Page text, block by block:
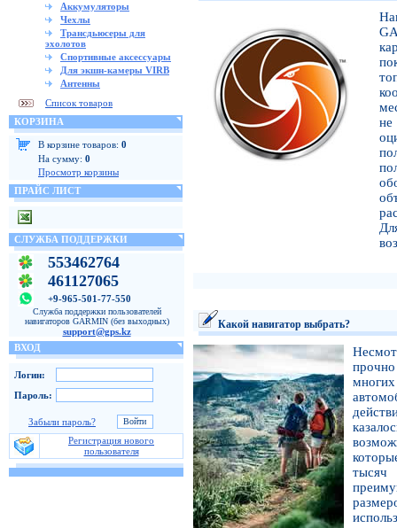
Аккумуляторы
Чехлы
Трансдьюсеры для
эхолотов
Спортивные аксессуары
Для экшн-камеры VIRB
Антенны
Список товаров
КОРЗИНА
В корзине товаров: 0
На сумму: 0
Просмотр корзины
ПРАЙС ЛИСТ
СЛУЖБА ПОДДЕРЖКИ
553462764
461127065
+9-965-501-77-550
Служба поддержки пользователей
навигаторов GARMIN (без выходных)
support@gps.kz
ВХОД
Логин:
Пароль:
Забыли пароль?
Регистрация нового
пользователя
Какой навигатор выбрать?